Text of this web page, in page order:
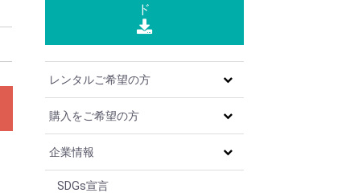
ド
レンタルご希望の方
購入をご希望の方
企業情報
SDGs宣言